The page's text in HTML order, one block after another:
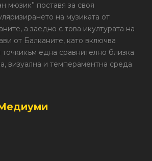
мюзик” поставя за своя
на музиката от
а заедно с това икултурата на
от Балканите, като включва
точкикъм една сравнително близка
визуална и темпераментна среда